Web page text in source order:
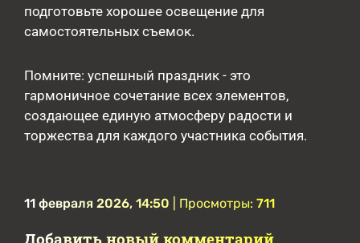
подготовьте хорошее освещение для
самостоятельных съемок.
Помните: успешный праздник - это
гармоничное сочетание всех элементов,
создающее единую атмосферу радости и
торжества для каждого участника события.
11 февраля 2026, 14:50 | Просмотры: 711
Добавить новый комментарий